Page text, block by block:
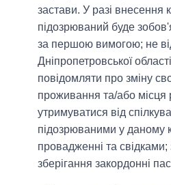
застави. У разі внесення
підозрюваний буде
за першою вимогою; не
Дніпропетровської
повідомляти про зміну
проживання та/або місця
утримуватися від
підозрюваними у даному
провадженні та свідками;
зберігання закордонні